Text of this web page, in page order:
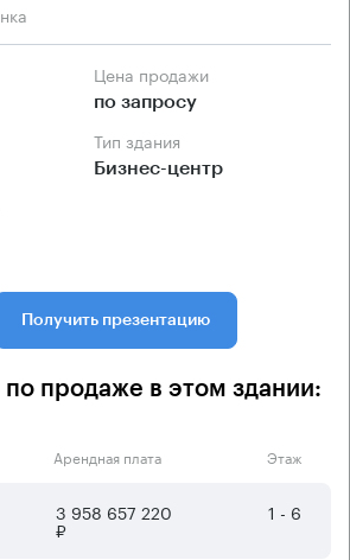
Цена продажи
по запросу
Тип здания
Бизнес-центр
Получить презентацию
продаже в этом здании:
Арендная плата Этаж
3 958 657 220
₽
1 - 6